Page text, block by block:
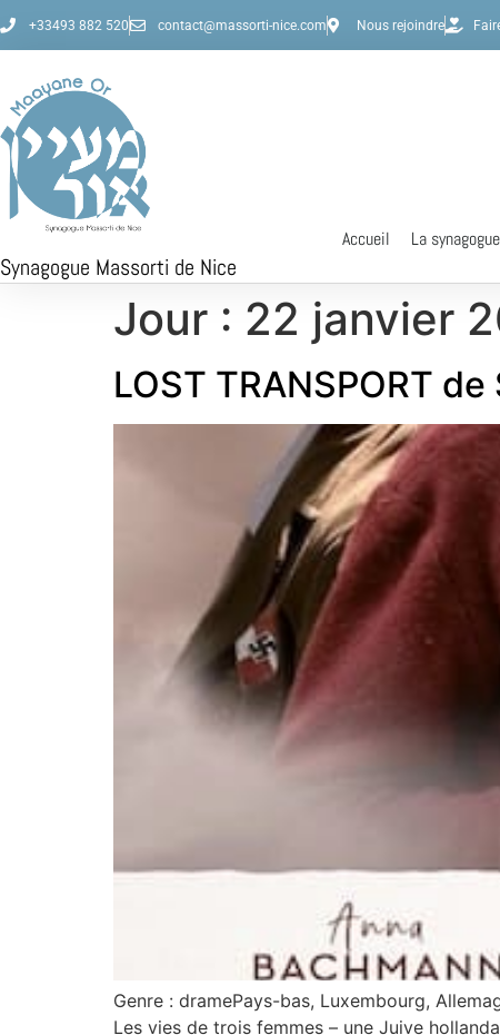
+33493 882 520 contact@massorti-nice.com Nous rejoindre
Synagogue Massorti de Nice
Accueil La synagogue
Jour : 22 janvier
LOST TRANSPORT de
Genre : dramePays-bas, Luxembourg,
Les vies de trois femmes – une Juive